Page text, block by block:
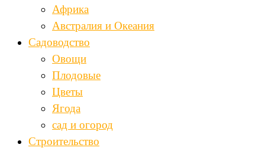
Африка
Австралия и Океания
Садоводство
Овощи
Плодовые
Цветы
Ягода
сад и огород
Строительство